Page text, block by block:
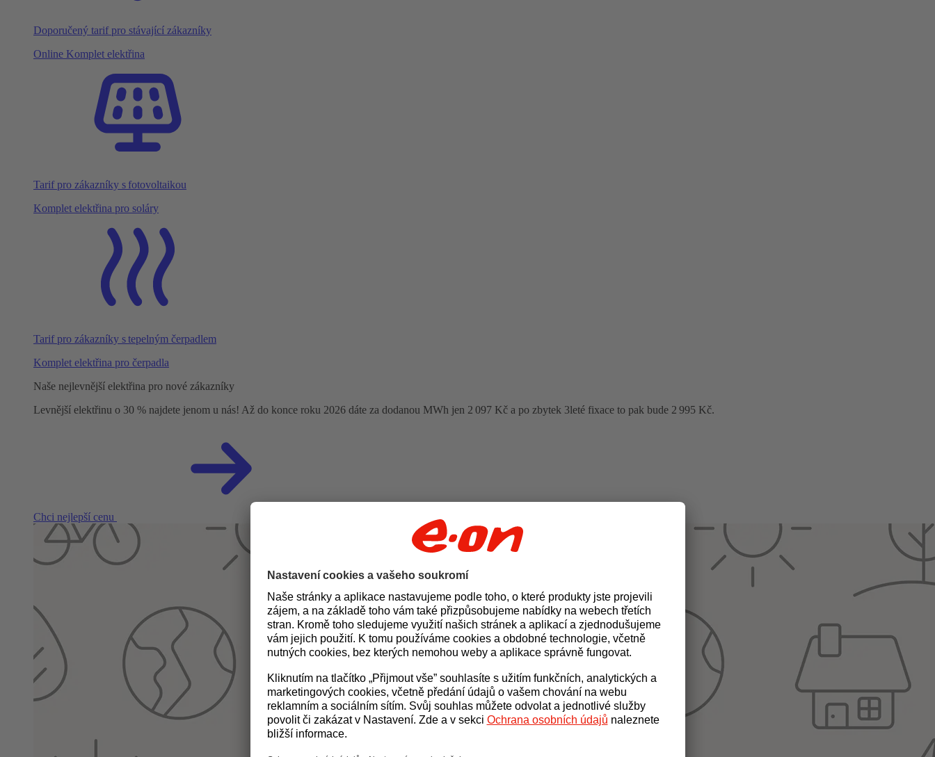
Doporučený tarif pro stávající zákazníky
Online Komplet elektřina
Tarif pro zákazníky s fotovoltaikou
Komplet elektřina pro soláry
Tarif pro zákazníky s tepelným čerpadlem
Komplet elektřina pro čerpadla
Naše nejlevnější elektřina pro nové zákazníky
Levnější elektřinu o 30 % najdete jenom u nás! Až do konce roku 2026 dáte za dodanou MWh jen 2 097 Kč a po zbytek 3leté fixace to pak bude 2 995 Kč.
Chci nejlepší cenu